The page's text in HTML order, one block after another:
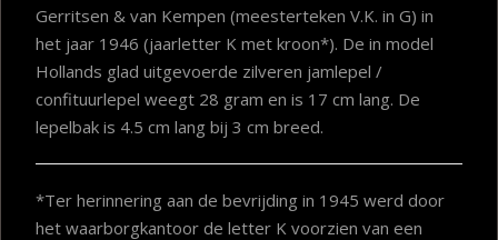
Gerritsen & van Kempen (meesterteken V.K. in G) in
het jaar 1946 (jaarletter K met kroon*). De in model
Hollands glad uitgevoerde zilveren jamlepel /
confituurlepel weegt 28 gram en is 17 cm lang. De
lepelbak is 4.5 cm lang bij 3 cm breed.
*Ter herinnering aan de bevrijding in 1945 werd door
het waarborgkantoor de letter K voorzien van een